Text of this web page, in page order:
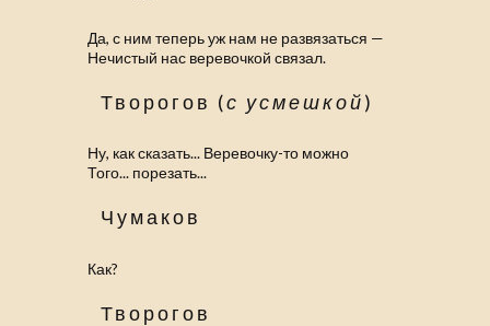
Да, с ним теперь уж нам не развязаться —
Нечистый нас веревочкой связал.
Творогов (с усмешкой)
Ну, как сказать... Веревочку-то можно
Того... порезать...
Чумаков
Как?
Творогов